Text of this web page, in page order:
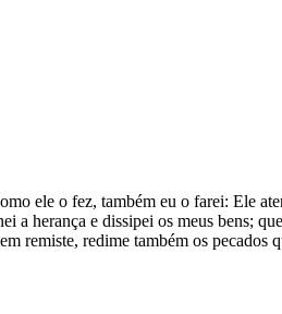
ele o fez, também eu o farei: Ele
a herança e dissipei os meus bens;
remiste, redime também os